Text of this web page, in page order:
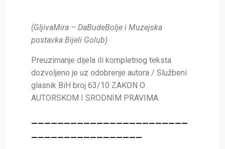
(GljivaMira – DaBudeBolje i Muzejska
postavka Bijeli Golub)
Preuzimanje dijela ili kompletnog teksta
dozvoljeno je uz odobrenje autora / Službeni
glasnik BiH broj 63/10 ZAKON O
AUTORSKOM I SRODNIM PRAVIMA.